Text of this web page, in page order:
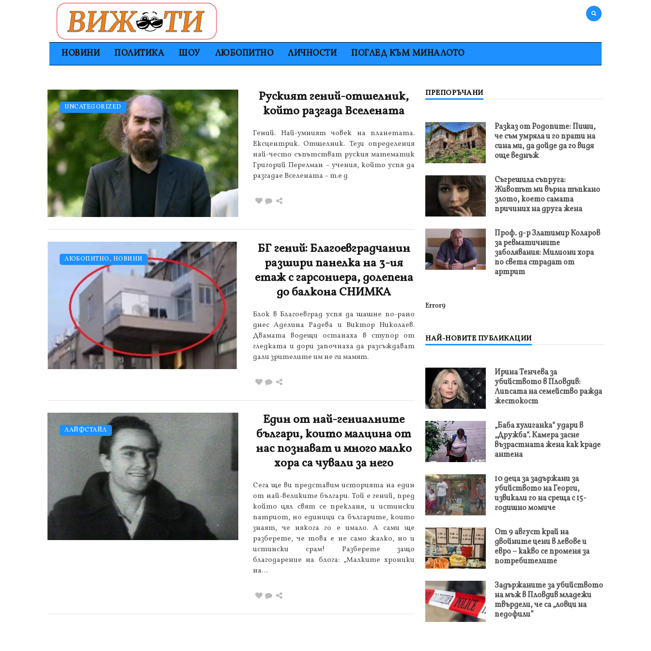
НОВИНИ ПОЛИТИКА ШОУ ЛЮБОПИТНО ЛИЧНОСТИ ПОГЛЕД КЪМ МИНАЛОТО
UNCATEGORIZED
Руският гений-отшелник,
който разгада Вселената
Гений. Най-умният човек на планетата.
Ексцентрик. Отшелник. Тези определения
най-често съпътстват руския математик
Григорий Перелман – учения, който успя да
разгадае Вселената – т.е д
ЛЮБОПИТНО, НОВИНИ
БГ гений: Благоевградчанин
разшири панелка на 3-ия
етаж с гарсониера, долепена
до балкона СНИМКА
Блок в Благоевград успя да шашне по-рано
днес Аделина Радева и Виктор Николаев.
Двамата водещи останаха в ступор от
гледката и дори започнаха да разсъждават
дали зрителите им не ги мамят.
ЛАЙФСТАЙЛ
Един от най-гениалните
българи, които малцина от
нас познават и много малко
хора са чували за него
Сега ще ви представим историята на един
от най-великите българи. Той е гений, пред
който цял свят се прекланя, и истински
патриот, но единици са българите, които
знаят, че някога го е имало. А сами ще
разберете, че това е не само жалко, но и
истински срам! Разберете защо
благодарение на блога: „Малките хроники
на…
ПРЕПОРЪЧАНИ
Разказ от Родопите: Пиши,
че съм умряла и го прати на
сина ми, да дойде да го видя
още веднъж
Съгрешила съпруга:
Животът ми върна тъпкано
злото, което самата
причиних на друга жена
Проф. д-р Златимир Коларов
за ревматичните
заболявания: Милиони хора
по света страдат от
артрит
Error9
НАЙ-НОВИТЕ ПУБЛИКАЦИИ
Ирина Тенчева за
убийството в Пловдив:
Липсата на семейство ражда
жестокост
„Баба хулиганка“ удари в
„Дружба“. Камера засне
възрастната жена как краде
антена
10 деца за задържани за
убийството на Георги,
извикали го на среща с 15-
годишно момиче
От 9 август край на
двойните цени в левове и
евро – какво се променя за
потребителите
Задържаните за убийството
на мъж в Пловдив младежи
твърдели, че са „ловци на
педофили”